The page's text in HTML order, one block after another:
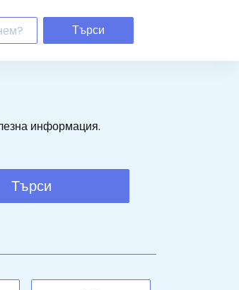
Търси
информация.
Търси